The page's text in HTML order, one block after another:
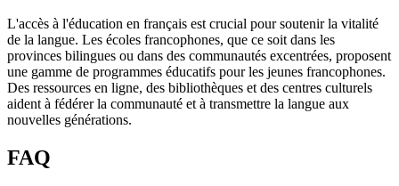
L'accès à l'éducation en français est crucial pour soutenir la vitalité
de la langue. Les écoles francophones, que ce soit dans les
provinces bilingues ou dans des communautés excentrées, proposent
une gamme de programmes éducatifs pour les jeunes francophones.
Des ressources en ligne, des bibliothèques et des centres culturels
aident à fédérer la communauté et à transmettre la langue aux
nouvelles générations.
FAQ